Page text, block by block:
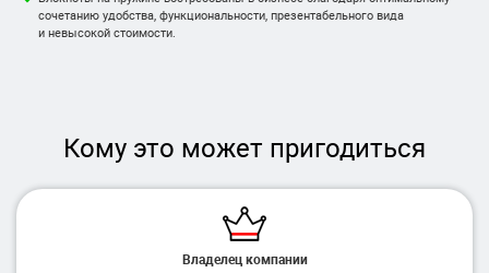
сочетанию удобства, функциональности, презентабельного вида
и невысокой стоимости.
Кому это может пригодиться
Владелец компании